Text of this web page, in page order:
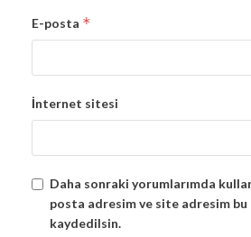
E-posta *
İnternet sitesi
Daha sonraki yorumlarımda
posta adresim ve site adresim bu
kaydedilsin.